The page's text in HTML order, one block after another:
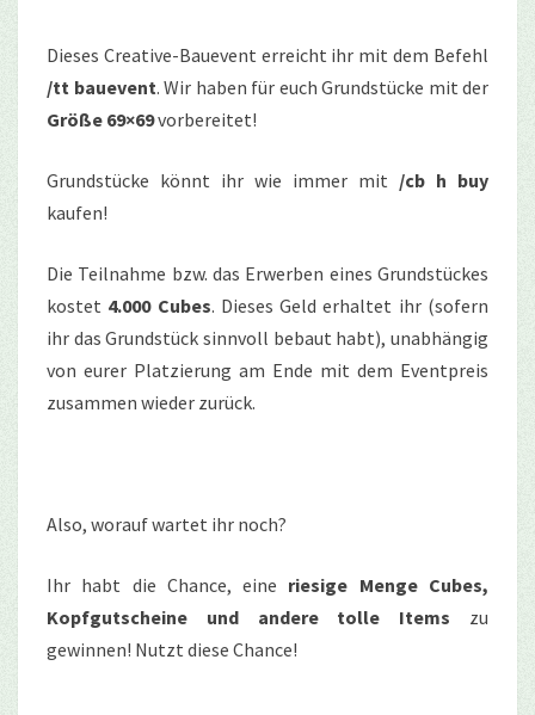
Dieses Creative-Bauevent erreicht ihr mit dem Befehl
/tt bauevent. Wir haben für euch Grundstücke mit der
Größe 69×69vorbereitet!
Grundstücke könnt ihr wie immer mit /cb h buy
kaufen!
Die Teilnahme bzw. das Erwerben eines Grundstückes
kostet 4.000 Cubes. Dieses Geld erhaltet ihr (sofern
ihr das Grundstück sinnvoll bebaut habt), unabhängig
von eurer Platzierung am Ende mit dem Eventpreis
zusammen wieder zurück.
Also, worauf wartet ihr noch?
Ihr habt die Chance, eine riesige Menge Cubes,
Kopfgutscheine und andere tolle Items zu
gewinnen! Nutzt diese Chance!